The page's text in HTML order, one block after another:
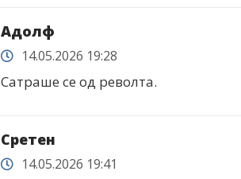
Адолф
14.05.2026 19:28
Сатраше се од револта.
Сретен
14.05.2026 19:41